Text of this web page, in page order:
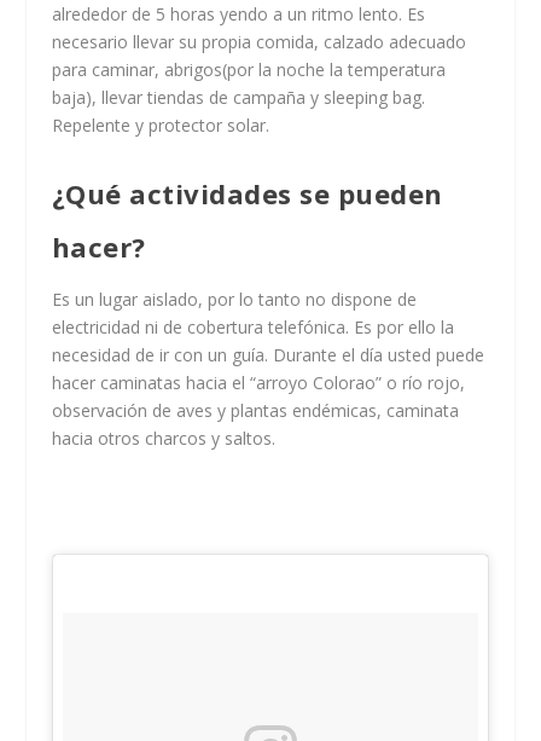
alrededor de 5 horas yendo a un ritmo lento. Es
necesario llevar su propia comida, calzado adecuado
para caminar, abrigos(por la noche la temperatura
baja), llevar tiendas de campaña y sleeping bag.
Repelente y protector solar.
¿Qué actividades se pueden
hacer?
Es un lugar aislado, por lo tanto no dispone de
electricidad ni de cobertura telefónica. Es por ello la
necesidad de ir con un guía. Durante el día usted puede
hacer caminatas hacia el “arroyo Colorao” o río rojo,
observación de aves y plantas endémicas, caminata
hacia otros charcos y saltos.